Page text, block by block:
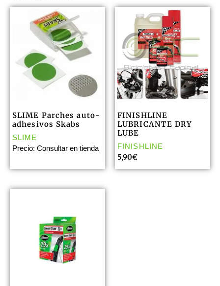
SLIME Parches auto-
adhesivos Skabs
SLIME
Precio: Consultar en tienda
FINISHLINE
LUBRICANTE DRY
LUBE
FINISHLINE
5,90€